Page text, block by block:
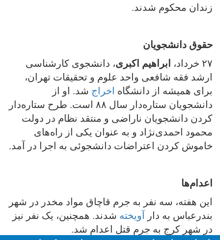
زندان محکوم شدند.
حقوق دانشجویان
۲۷ خرداد،
ابراهیم اکبری، دانشجوی کارشناسی
ارشد فقه شافعی واحد علوم و تحقیقات تهران،
برای همیشه از دانشگاه اخراج شد. او از
دانشجویان ستاره‌دار سال ۸۸ است. طرح ستاره‌دار
کردن دانشجویان ناراضی و منتقد نظام در دولت
محمود احمدی‌نژاد و به عنوان یکی از راه‌های
خاموش کردن اعتراضات دانشجوئی به اجرا در آمد.
اعدام‌ها
این هفته، سه نفر به جرم قاچاق مواد مخدر در شهر
بندرعباس به دار
آویخته شدند. همچنین، یک نفر نیز
در شهر کرج به جرم قتل اعدام شد.